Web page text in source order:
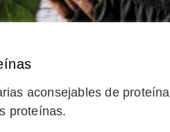
aconsejables de
proteínas.